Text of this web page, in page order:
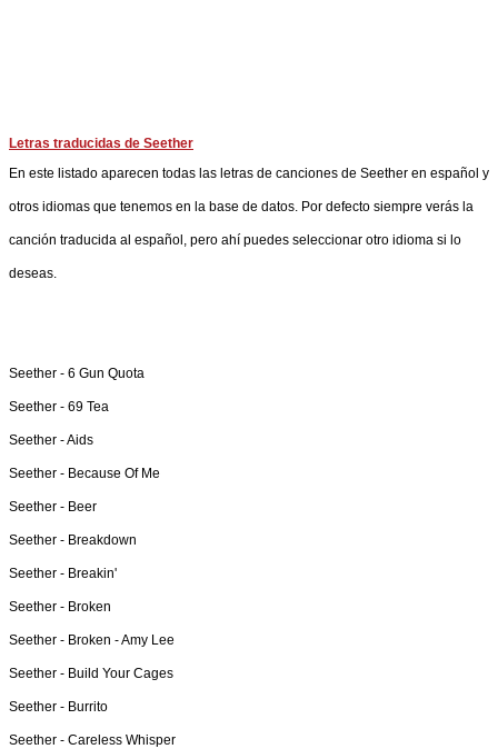
Letras traducidas de Seether
En este listado aparecen todas las letras de canciones de Seether en español y
otros idiomas que tenemos en la base de datos. Por defecto siempre verás la
canción traducida al español, pero ahí puedes seleccionar otro idioma si lo
deseas.
Seether - 6 Gun Quota
Seether - 69 Tea
Seether -Aids
Seether - Because Of Me
Seether - Beer
Seether - Breakdown
Seether - Breakin'
Seether - Broken
Seether - Broken - Amy Lee
Seether - Build Your Cages
Seether - Burrito
Seether - Careless Whisper